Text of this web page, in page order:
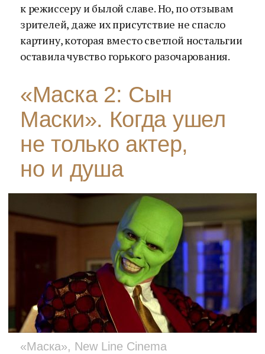
к режиссеру и былой славе. Но, по отзывам
зрителей, даже их присутствие не спасло
картину, которая вместо светлой ностальгии
оставила чувство горького разочарования.
«Маска 2: Сын
Маски». Когда ушел
не только актер,
но и душа
«Маска», New Line Cinema